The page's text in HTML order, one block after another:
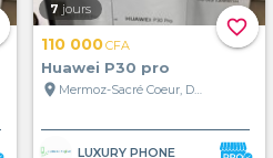
favorite_border
7 jours
110 000CFA
Huawei P30 pro
location_on
Mermoz-Sacré Coeur, Dakar, Sénégal
LUXURY PHONE